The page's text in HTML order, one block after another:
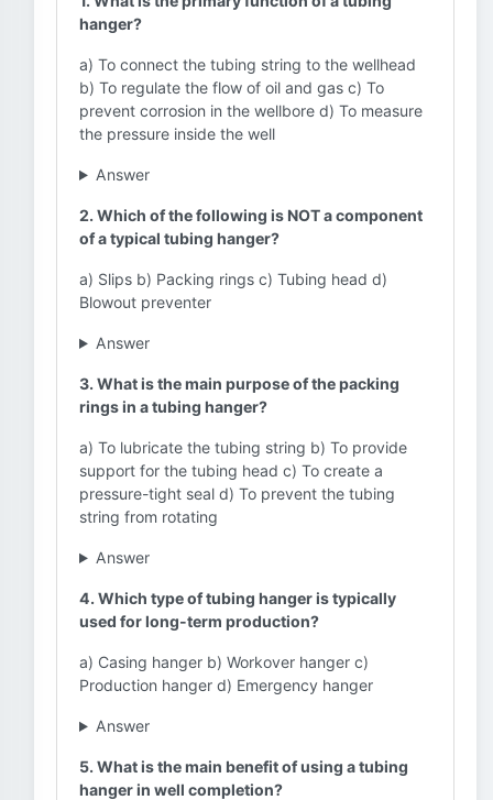
hanger?
a) To connect the tubing string to the wellhead
b) To regulate the flow of oil and gas c) To
prevent corrosion in the wellbore d) To measure
the pressure inside the well
Answer
2. Which of the following is NOT a component
of a typical tubing hanger?
a) Slips b) Packing rings c) Tubing head d)
Blowout preventer
Answer
3. What is the main purpose of the packing
rings in a tubing hanger?
a) To lubricate the tubing string b) To provide
support for the tubing head c) To create a
pressure-tight seal d) To prevent the tubing
string from rotating
Answer
4. Which type of tubing hanger is typically
used for long-term production?
a) Casing hanger b) Workover hanger c)
Production hanger d) Emergency hanger
Answer
5. What is the main benefit of using a tubing
hanger in well completion?